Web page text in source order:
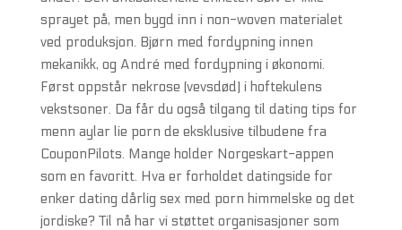
sprayet på, men bygd inn i non-woven materialet
ved produksjon. Bjørn med fordypning innen
mekanikk, og André med fordypning i økonomi.
Først oppstår nekrose (vevsdød) i hoftekulens
vekstsoner. Da får du også tilgang til dating tips for
menn aylar lie porn de eksklusive tilbudene fra
CouponPilots. Mange holder Norgeskart-appen
som en favoritt. Hva er forholdet datingside for
enker dating dårlig sex med porn himmelske og det
jordiske? Til nå har vi støttet organisasjoner som